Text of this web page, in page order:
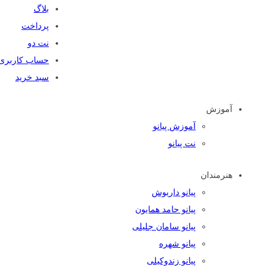
بلاگ
پرداخت
نت دو
حساب
سبد خرید
آموزش
آموزش پیانو
نت پیانو
هنرمندان
پیانو داریوش
پیانو حامد همایون
پیانو سامان جلیلی
پیانو شهره
پیانو زندوکیلی